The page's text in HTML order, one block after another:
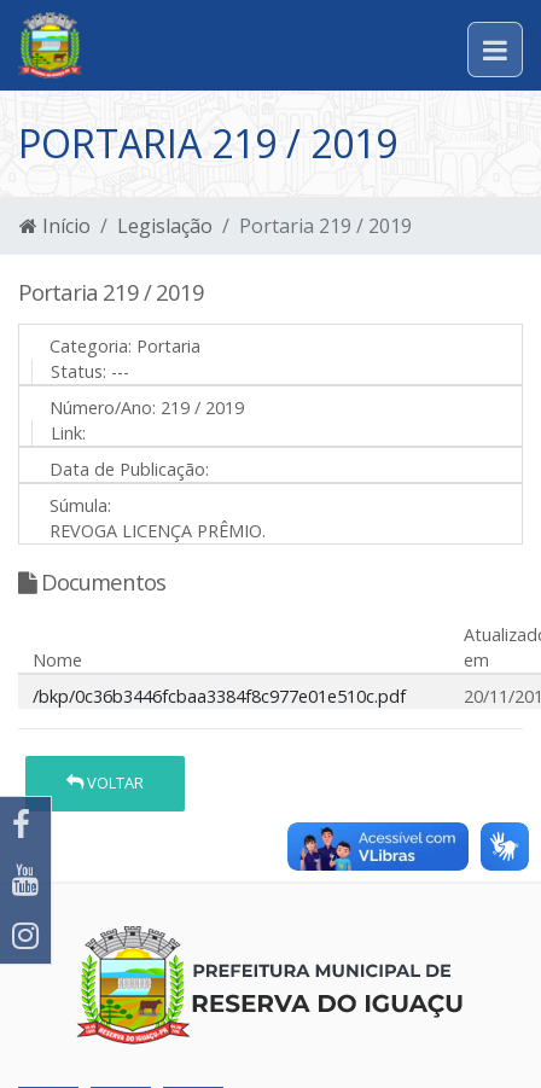
PORTARIA 219 / 2019
Início Legislação Portaria 219 / 2019
Portaria 219 / 2019
Categoria: Portaria
Status: ---
Número/Ano: 219 / 2019
Link:
Data de Publicação:
Súmula:
REVOGA LICENÇA PRÊMIO.
Documentos
Nome
em
/bkp/0c36b3446fcbaa3384f8c977e01e510c.pdf
20/11/
VOLTAR